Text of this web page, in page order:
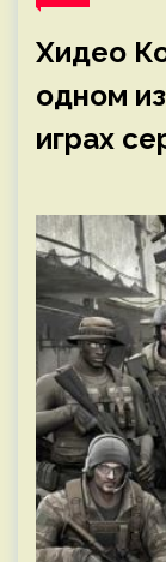
Хидео
одном
играх